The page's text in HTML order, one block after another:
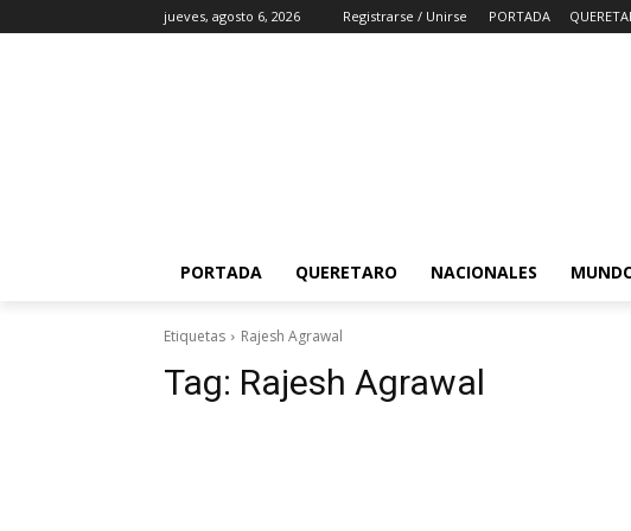
jueves, agosto 6, 2026 Registrarse / Unirse PORTADA
PORTADA QUERETARO NACIONALES
Etiquetas Rajesh Agrawal
Tag: Rajesh Agrawal